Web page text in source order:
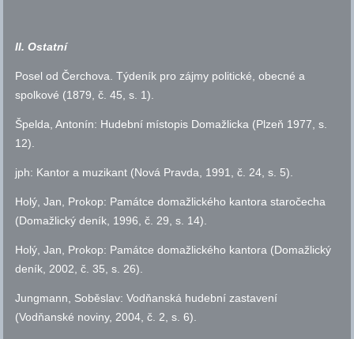
II. Ostatní
Posel od Čerchova. Týdeník pro zájmy politické, obecné a
spolkové (1879,č. 45, s. 1).
Špelda, Antonín: Hudební místopis Domažlicka (Plzeň 1977, s.
12).
jph: Kantor a muzikant (Nová Pravda, 1991,č. 24, s. 5).
Holý, Jan, Prokop: Památce domažlického kantora staročecha
(Domažlický deník, 1996,č. 29, s. 14).
Holý, Jan, Prokop: Památce domažlického kantora (Domažlický
deník, 2002,č. 35, s. 26).
Jungmann, Soběslav: Vodňanská hudební zastavení
(Vodňanské noviny, 2004,č. 2, s. 6).